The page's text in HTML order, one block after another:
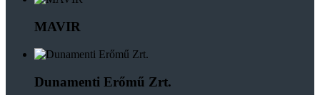
MAVIR
Dunamenti Erőmű Zrt.